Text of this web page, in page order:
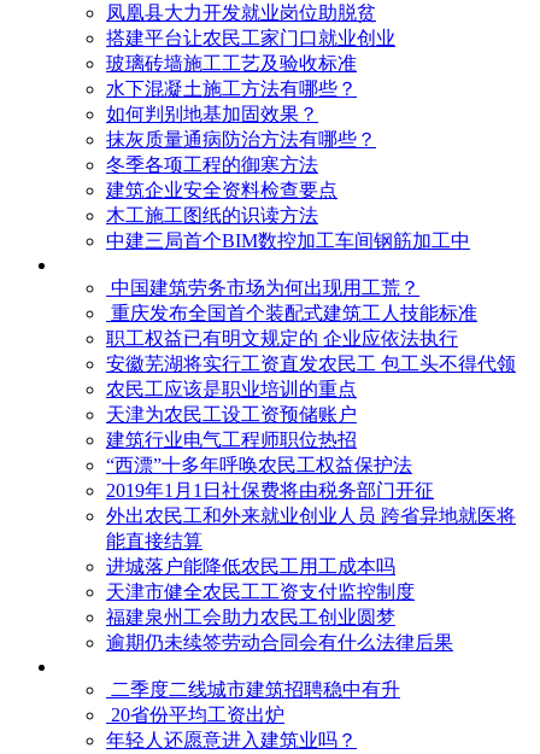
凤凰县大力开发就业岗位助脱贫
搭建平台让农民工家门口就业创业
玻璃砖墙施工工艺及验收标准
水下混凝土施工方法有哪些？
如何判别地基加固效果？
抹灰质量通病防治方法有哪些？
冬季各项工程的御寒​方法
建筑企业安全资料检查要点
木工施工图纸的识读方法
中建三局首个BIM数控加工车间钢筋加工中
中国建筑劳务市场为何出现用工荒？
重庆发布全国首个装配式建筑工人技能标准
职工权益已有明文规定的 企业应依法执行
安徽芜湖将实行工资直发农民工 包工头不得代领
农民工应该是职业培训的重点
天津为农民工设工资预储账户
建筑行业电气工程师职位热招
“西漂”十多年呼唤农民工权益保护法
2019年1月1日社保费将由税务部门开征
外出农民工和外来就业创业人员 跨省异地就医将
能直接结算
进城落户能降低农民工用工成本吗
天津市健全农民工工资支付监控制度
福建泉州工会助力农民工创业圆梦
逾期仍未续签劳动合同会有什么法律后果
二季度二线城市建筑招聘稳中有升
20省份平均工资出炉
年轻人还愿意进入建筑业吗？